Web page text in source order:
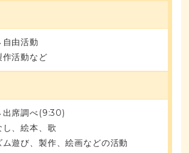
由活動
活動など
席調べ(9:30)
、絵本、歌
遊び、製作、絵画などの活動